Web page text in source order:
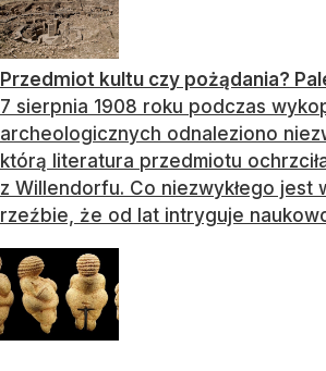
Przedmiot kultu czy pożądania?
7 sierpnia 1908 roku podczas
archeologicznych odnaleziono
którą literatura przedmiotu
z Willendorfu. Co niezwykłego jest
rzeźbie, że od lat intryguje